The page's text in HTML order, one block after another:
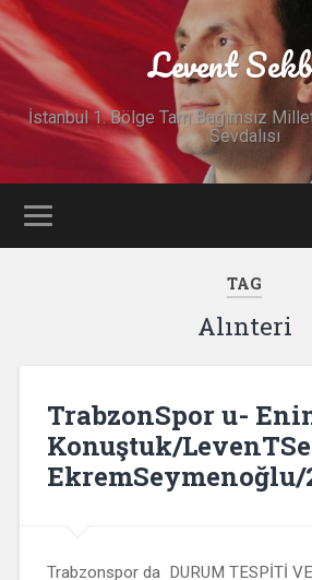
Levent
İstanbul 1. Bölge Tam Bağımsız
Sevdalısı
TAG
Alınteri
TrabzonSpor u-
Konuştuk/
EkremSeymenoğlu/
Trabzonspor da DURUM TESPİTİ